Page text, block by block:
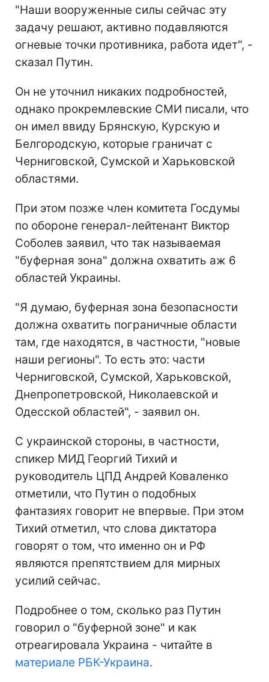
"Наши вооруженные силы сейчас эту
задачу решают, активно подавляются
огневые точки противника, работа идет", -
сказал Путин.
Он не уточнил никаких подробностей,
однако прокремлевские СМИ писали, что
он имел ввиду Брянскую, Курскую и
Белгородскую, которые граничат с
Черниговской, Сумской и Харьковской
областями.
При этом позже член комитета Госдумы
по обороне генерал-лейтенант Виктор
Соболев заявил, что так называемая
"буферная зона" должна охватить аж 6
областей Украины.
"Я думаю, буферная зона безопасности
должна охватить пограничные области
там, где находятся, в частности, "новые
наши регионы". То есть это: части
Черниговской, Сумской, Харьковской,
Днепропетровской, Николаевской и
Одесской областей", - заявил он.
С украинской стороны, в частности,
спикер МИД Георгий Тихий и
руководитель ЦПД Андрей Коваленко
отметили, что Путин о подобных
фантазиях говорит не впервые. При этом
Тихий отметил, что слова диктатора
говорят о том, что именно он и РФ
являются препятствием для мирных
усилий сейчас.
Подробнее о том, сколько раз Путин
говорил о "буферной зоне" и как
отреагировала Украина - читайте в
материале РБК-Украина.